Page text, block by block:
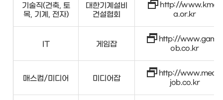
기술직(건축, 토
목, 기계, 전자)
대한기계설비
건설협회
http://www.kmcc
a.or.kr
IT 게임잡
http://www.gamej
ob.co.kr
매스컴/미디어 미디어잡
http://www.media
job.co.kr